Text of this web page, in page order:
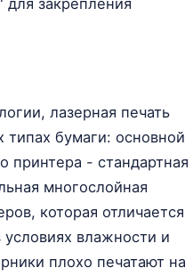
лазерная печать
бумаги: основной
принтера - стандартная
многослойная
которая отличается
влажности и
плохо печатают на